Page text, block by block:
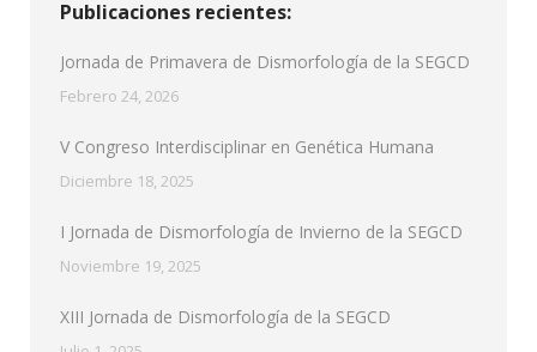
Publicaciones recientes:
Jornada de Primavera de Dismorfología de la SEGCD
Febrero 24, 2026
V Congreso Interdisciplinar en Genética Humana
Diciembre 18, 2025
I Jornada de Dismorfología de Invierno de la SEGCD
Noviembre 19, 2025
XIII Jornada de Dismorfología de la SEGCD